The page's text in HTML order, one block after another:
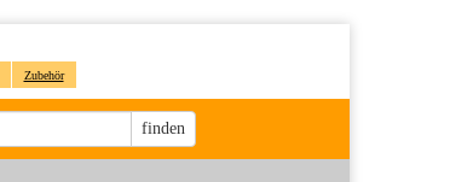
Zubehör
Sucheingabe
finden